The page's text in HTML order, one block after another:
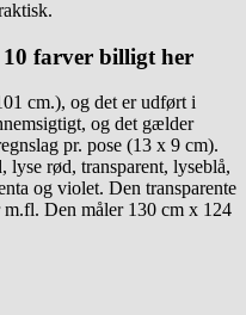
farver billigt her
cm.), og det er udført i
og det gælder
pr. pose (13 x 9 cm).
rød, transparent, lyseblå,
og violet. Den transparente
Den måler 130 cm x 124